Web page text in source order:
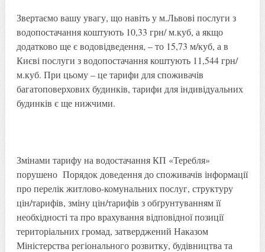
Звертаємо вашу увагу, що навіть у м.Львові послуги з
водопостачання коштують 10,33 грн/ м.куб, а якщо
додатково ще є водовідведення, – то 15,73 м/куб, а в
Києві послуги з водопостачання коштують 11,544 грн/
м.куб. При цьому – це тарифи для споживачів
багатоповерхових будинків, тарифи для індивідуальних
будинків є ще нижчими.
Змінами тарифу на водостачання КП «Теребля»
порушено Порядок доведення до споживачів інформації
про перелік житлово-комунальних послуг, структуру
цін/тарифів, зміну цін/тарифів з обґрунтуванням її
необхідності та про врахування відповідної позиції
територіальних громад, затверджений Наказом
Міністерства регіонального розвитку, будівництва та